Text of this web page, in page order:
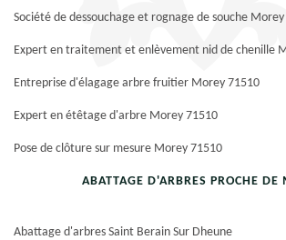
Société de dessouchage et rognage de souche
Expert en traitement et enlèvement nid de chenille
Entreprise d'élagage arbre fruitier Morey 71510
Expert en étêtage d'arbre Morey 71510
Pose de clôture sur mesure Morey 71510
ABATTAGE D'ARBRES PROCHE DE
Abattage d'arbres Saint Berain Sur Dheune